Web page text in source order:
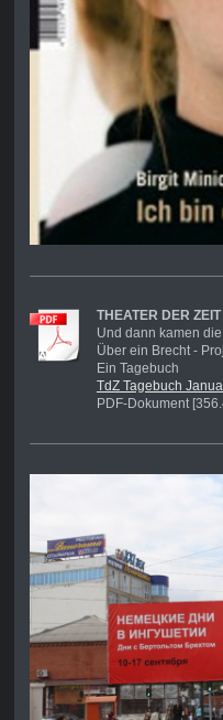
THEATER DER
Und dann kamen
Über ein Brecht -
Ein Tagebuch
TdZ Tagebuch
PDF-Dokument